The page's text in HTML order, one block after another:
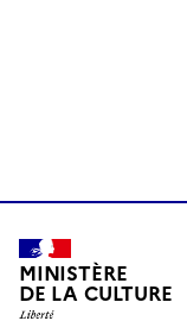
MINISTÈRE
DE LA CULTURE